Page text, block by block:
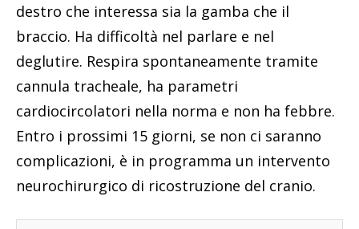
destro che interessa sia la gamba che il
braccio. Ha difficoltà nel parlare e nel
deglutire. Respira spontaneamente tramite
cannula tracheale, ha parametri
cardiocircolatori nella norma e non ha febbre.
Entro i prossimi 15 giorni, se non ci saranno
complicazioni, è in programma un intervento
neurochirurgico di ricostruzione del cranio.